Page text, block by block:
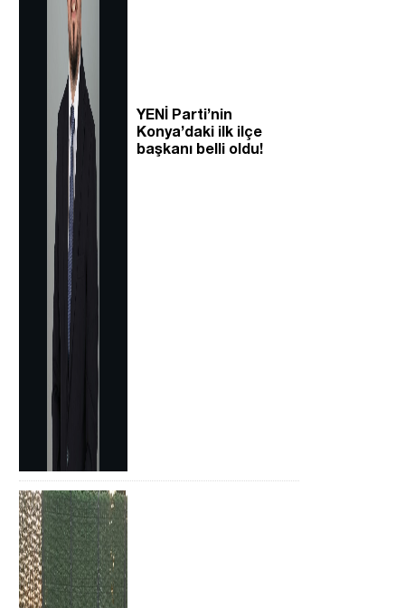
YENİ Parti’nin
Konya’daki ilk ilçe
başkanı belli oldu!